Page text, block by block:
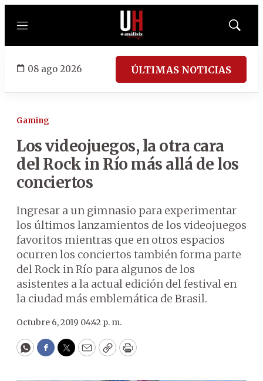
Menú
Mostrar
08 ago 2026 ÚLTIMAS NOTICIAS
Gaming
Los videojuegos, la otra cara
del Rock in Río más allá de los
conciertos
Ingresar a un gimnasio para experimentar
los últimos lanzamientos de los videojuegos
favoritos mientras que en otros espacios
ocurren los conciertos también forma parte
del Rock in Río para algunos de los
asistentes a la actual edición del festival en
la ciudad más emblemática de Brasil.
Octubre 6, 2019 04:42 p. m.
WhatsApp
Facebook
Twitter
EmailCopyPrint